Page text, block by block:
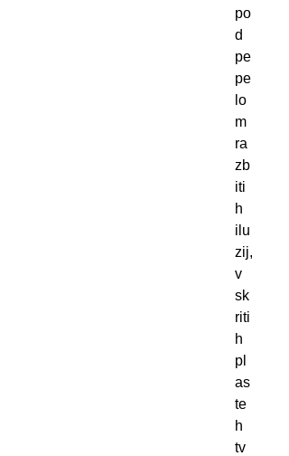
po
d
pe
pe
lo
m
ra
zb
iti
h
ilu
zij,
v
sk
riti
h
pl
as
te
h
tv